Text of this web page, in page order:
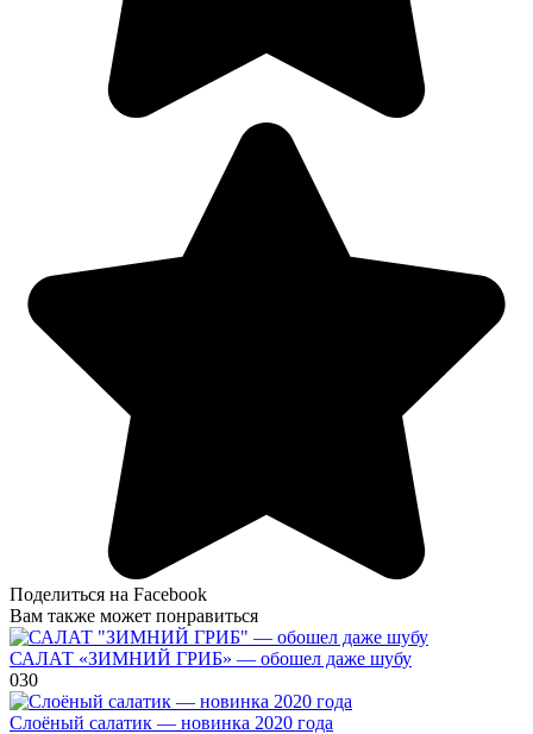
Поделиться на Facebook
Вам также может понравиться
САЛАТ «ЗИМНИЙ ГРИБ» — обошел даже шубу
030
Слоёный салатик — новинка 2020 года